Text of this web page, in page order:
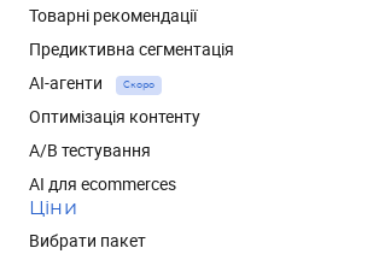
Товарні рекомендації
Предиктивна сегментація
AI-агенти
Скоро
Оптимізація контенту
А/В тестування
AI для ecommerces
Ціни
Вибрати пакет